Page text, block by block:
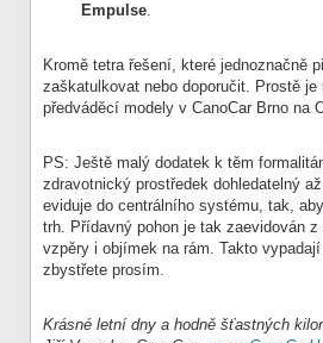
Empulse.
Kromě tetra řešení, které jednoznačně
zaškatulkovat nebo doporučit. Prostě
předváděcí modely v CanoCar Brno na
PS: Ještě malý dodatek k těm
zdravotnický prostředek dohledatelný
eviduje do centrálního systému, tak,
trh. Přídavný pohon je tak zaevidován
vzpěry i objímek na rám. Takto
zbystřete prosím.
Krásné letní dny a hodně šťastných